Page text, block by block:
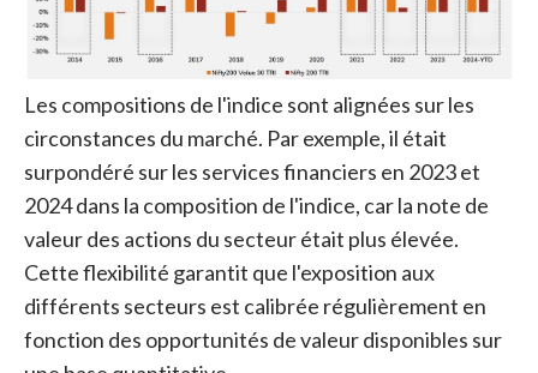
Les compositions de l'indice sont alignées sur les
circonstances du marché. Par exemple, il était
surpondéré sur les services financiers en 2023 et
2024 dans la composition de l'indice, car la note de
valeur des actions du secteur était plus élevée.
Cette flexibilité garantit que l'exposition aux
différents secteurs est calibrée régulièrement en
fonction des opportunités de valeur disponibles sur